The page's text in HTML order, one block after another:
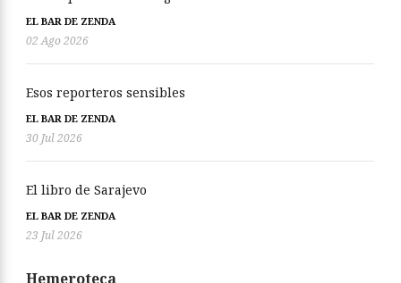
EL BAR DE ZENDA
02 Ago 2026
Esos reporteros sensibles
EL BAR DE ZENDA
30 Jul 2026
El libro de Sarajevo
EL BAR DE ZENDA
23 Jul 2026
Hemeroteca